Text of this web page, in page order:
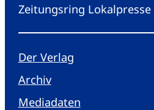
Zeitungsring Lokalpresse
Der Verlag
Archiv
Mediadaten